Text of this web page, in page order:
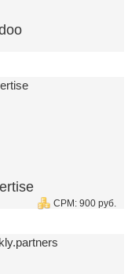
CPM: 900 руб.